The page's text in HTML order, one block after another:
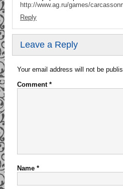
http://www.ag.ru/games/
Reply
Leave a Reply
Your email address will not be
Comment *
Name *